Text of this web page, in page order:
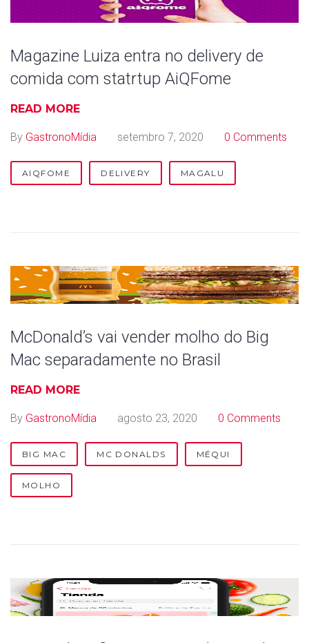
Magazine Luiza entra no delivery de
comida com statrtup AiQFome
READ MORE
By GastronoMídia setembro 7, 2020 0 Comments
AIQFOME DELIVERY MAGALU
McDonald’s vai vender molho do Big
Mac separadamente no Brasil
READ MORE
By GastronoMídia agosto 23, 2020 0 Comments
BIG MAC MC DONALDS MÉQUI
MOLHO